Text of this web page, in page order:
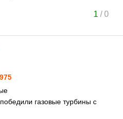
1 /0
газовые турбины с